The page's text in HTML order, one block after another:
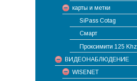
карты и метки
SiPass Cotag
Смарт
Проксимити 125 Khz
ВИДЕОНАБЛЮДЕНИЕ
WISENET